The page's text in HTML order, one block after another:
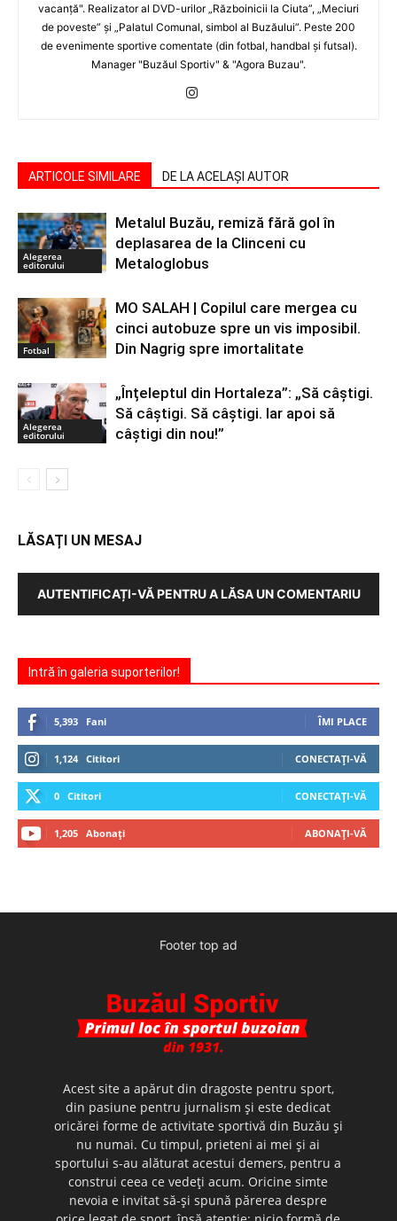
vacanţă". Realizator al DVD-urilor „Războinicii la Ciuta”, „Meciuri
de poveste” şi „Palatul Comunal, simbol al Buzăului”. Peste 200
de evenimente sportive comentate (din fotbal, handbal şi futsal).
Manager "Buzăul Sportiv" & "Agora Buzau".
ARTICOLE SIMILARE DE LA ACELAȘI AUTOR
Alegerea
editorului
Metalul Buzău, remiză fără gol în
deplasarea de la Clinceni cu
Metaloglobus
Fotbal
MO SALAH | Copilul care mergea cu
cinci autobuze spre un vis imposibil.
Din Nagrig spre imortalitate
Alegerea
editorului
„Înțeleptul din Hortaleza”: „Să câștigi.
Să câștigi. Să câștigi. Iar apoi să
câștigi din nou!”
LĂSAȚI UN MESAJ
AUTENTIFICAȚI-VĂ PENTRU A LĂSA UN COMENTARIU
Intră în galeria suporterilor!
5,393 Fani ÎMI PLACE
1,124 Cititori CONECTAȚI-VĂ
0 Cititori CONECTAȚI-VĂ
1,205 Abonați ABONAȚI-VĂ
Footer top ad
Acest site a apărut din dragoste pentru sport,
din pasiune pentru jurnalism şi este dedicat
oricărei forme de activitate sportivă din Buzău şi
nu numai. Cu timpul, prieteni ai mei şi ai
sportului s-au alăturat acestui demers, pentru a
construi ceea ce vedeţi acum. Oricine simte
nevoia e invitat să-şi spună părerea despre